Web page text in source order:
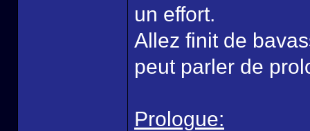
un effort.
Allez finit de
peut parler de
Prologue: